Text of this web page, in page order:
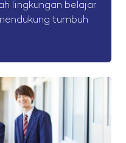
lingkungan belajar
tumbuh